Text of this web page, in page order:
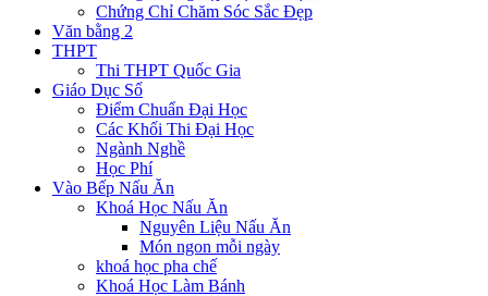
Chứng Chỉ Chăm Sóc Sắc Đẹp
Văn bằng 2
THPT
Thi THPT Quốc Gia
Giáo Dục Số
Điểm Chuẩn Đại Học
Các Khối Thi Đại Học
Ngành Nghề
Học Phí
Vào Bếp Nấu Ăn
Khoá Học Nấu Ăn
Nguyên Liệu Nấu Ăn
Món ngon mỗi ngày
khoá học pha chế
Khoá Học Làm Bánh